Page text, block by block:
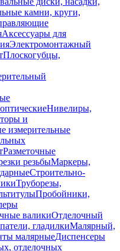
камни, круги,
Аксессуары для
Электромонтажный
Плоскогубцы,
Нивелиры,
и
измерительные
Разметочные
резьбыМаркеры,
Строительно-
Труборезы,
Пробойники,
валикиОтделочный
гладилкиМалярный,
малярныеДиспенсеры
отделочных